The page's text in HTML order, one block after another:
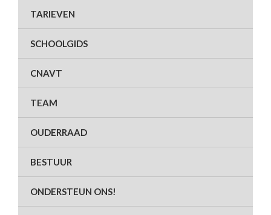
TARIEVEN
SCHOOLGIDS
CNAVT
TEAM
OUDERRAAD
BESTUUR
ONDERSTEUN ONS!